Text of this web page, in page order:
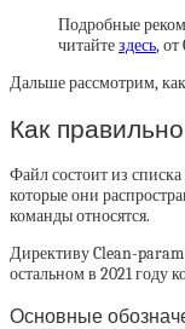
Подробные
читайтездесь,
Дальше рассмотрим,
Как
Файл состоит из
которые они
команды относятся.
Директиву Clean-
остальном в 2021 году
Основные